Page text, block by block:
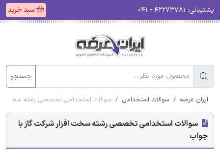
پشتیبانی: سبد خرید
جستجو
ایران عرضه سوالات استخدامی سوالات استخدامی تخصصی رشته سخت
سوالات استخدامی تخصصی رشته سخت افزار شرکت گاز با
جواب